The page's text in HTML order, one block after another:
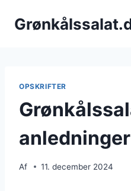
OPSKRIFTER
anledninger
Af 11. december 2024